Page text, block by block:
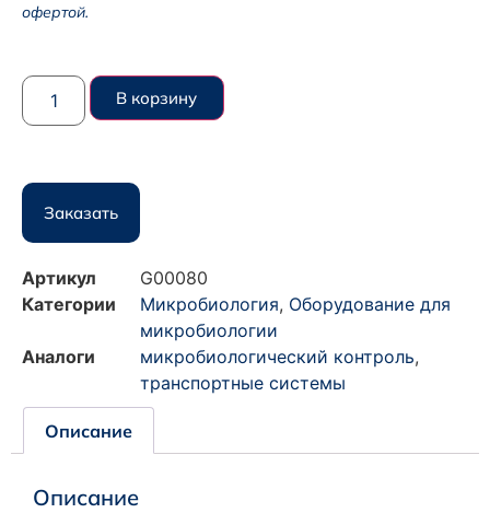
офертой.
В корзину
Заказать
Артикул
G00080
Категории
Микробиология, Оборудование для
микробиологии
Аналоги
микробиологический контроль,
транспортные системы
Описание
Описание